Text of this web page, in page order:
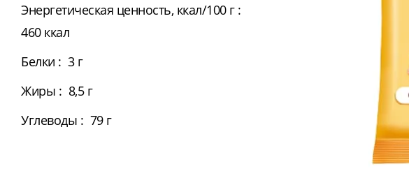
Энергетическая ценность, ккал/100 г :
460 ккал
Белки : 3 г
Жиры : 8,5 г
Углеводы : 79 г